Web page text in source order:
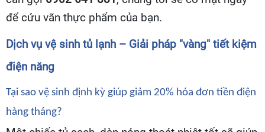
để cứu vãn thực phẩm của bạn.
Dịch vụ vệ sinh tủ lạnh – Giải pháp "vàng" tiết kiệm
điện năng
Tại sao vệ sinh định kỳ giúp giảm 20% hóa đơn tiền điện
hàng tháng?